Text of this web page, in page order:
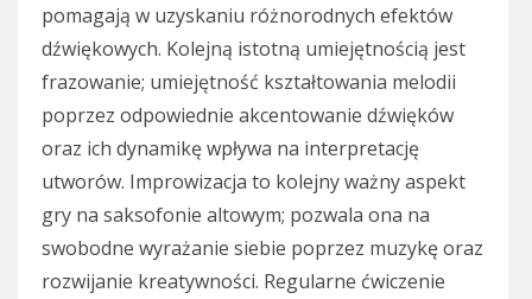
pomagają w uzyskaniu różnorodnych efektów
dźwiękowych. Kolejną istotną umiejętnością jest
frazowanie; umiejętność kształtowania melodii
poprzez odpowiednie akcentowanie dźwięków
oraz ich dynamikę wpływa na interpretację
utworów. Improwizacja to kolejny ważny aspekt
gry na saksofonie altowym; pozwala ona na
swobodne wyrażanie siebie poprzez muzykę oraz
rozwijanie kreatywności. Regularne ćwiczenie